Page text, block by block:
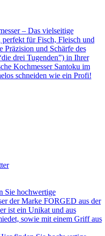
– Das vielseitige
perfekt für Fisch, Fleisch und
Präzision und Schärfe des
drei Tugenden”) in Ihrer
Kochmesser Santoku im
schneiden wie ein Profi!
Sie hochwertige
der Marke FORGED aus der
ist ein Unikat und aus
sowie mit einem Griff aus